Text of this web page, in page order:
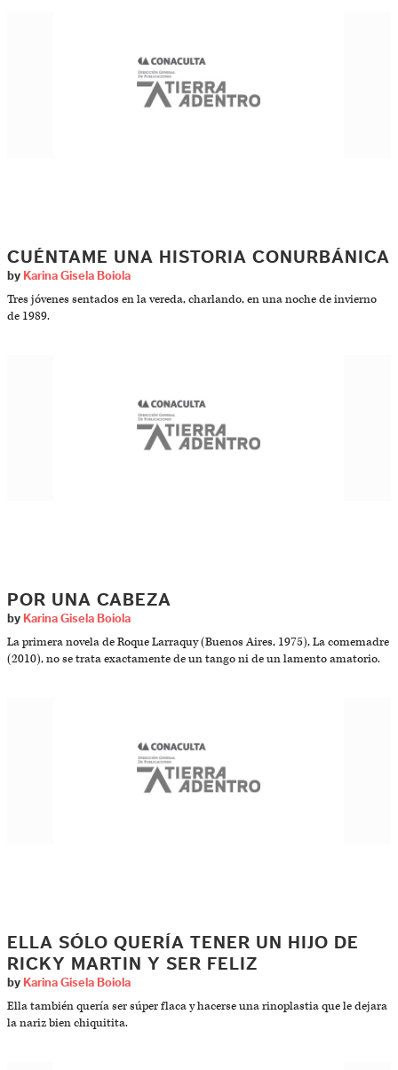
CUÉNTAME UNA HISTORIA CONURBÁNICA
by Karina Gisela Boiola
Tres jóvenes sentados en la vereda, charlando, en una noche de invierno
de 1989.
POR UNA CABEZA
by Karina Gisela Boiola
La primera novela de Roque Larraquy (Buenos Aires, 1975), La comemadre
(2010), no se trata exactamente de un tango ni de un lamento amatorio.
ELLA SÓLO QUERÍA TENER UN HIJO DE
RICKY MARTIN Y SER FELIZ
by Karina Gisela Boiola
Ella también quería ser súper flaca y hacerse una rinoplastia que le dejara
la nariz bien chiquitita.